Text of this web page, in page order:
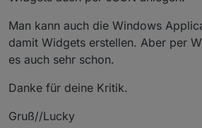
Man kann auch die Windows
damit Widgets erstellen. Aber per
es auch sehr schon.
Danke für deine Kritik.
Gruß//Lucky